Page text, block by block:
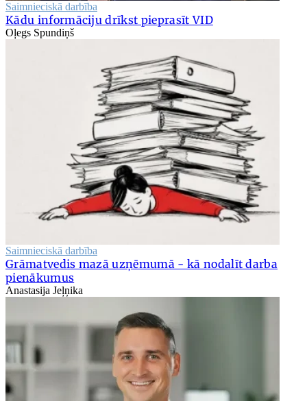
Saimnieciskā darbība
Kādu informāciju drīkst pieprasīt VID
Oļegs Spundiņš
Saimnieciskā darbība
Grāmatvedis mazā uzņēmumā - kā nodalīt darba
pienākumus
Anastasija Jeļņika